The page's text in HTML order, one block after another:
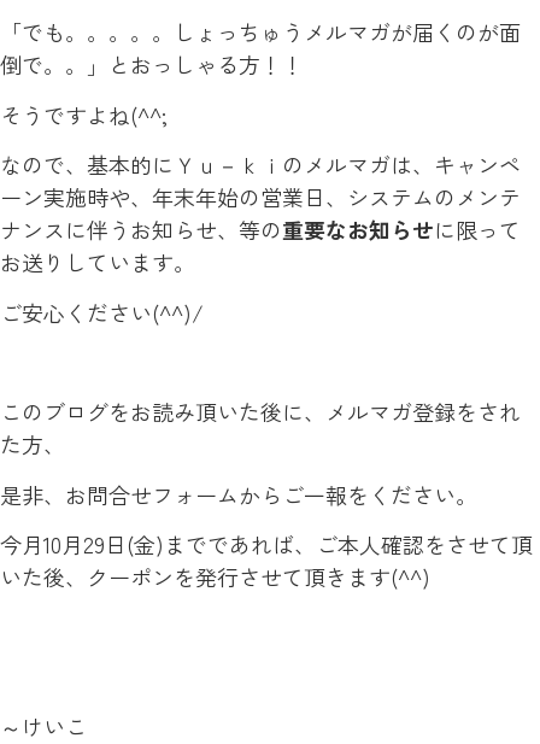
「でも。。。。。しょっちゅうメルマガが届くのが面
倒で。。」とおっしゃる方！！
そうですよね(^^;
なので、基本的にＹｕ－ｋｉのメルマガは、キャンペ
ーン実施時や、年末年始の営業日、システムのメンテ
ナンスに伴うお知らせ、等の重要なお知らせに限って
お送りしています。
ご安心ください(^^)/
このブログをお読み頂いた後に、メルマガ登録をされ
た方、
是非、お問合せフォームからご一報をください。
今月10月29日(金)までであれば、ご本人確認をさせて頂
いた後、クーポンを発行させて頂きます(^^)
～けいこ